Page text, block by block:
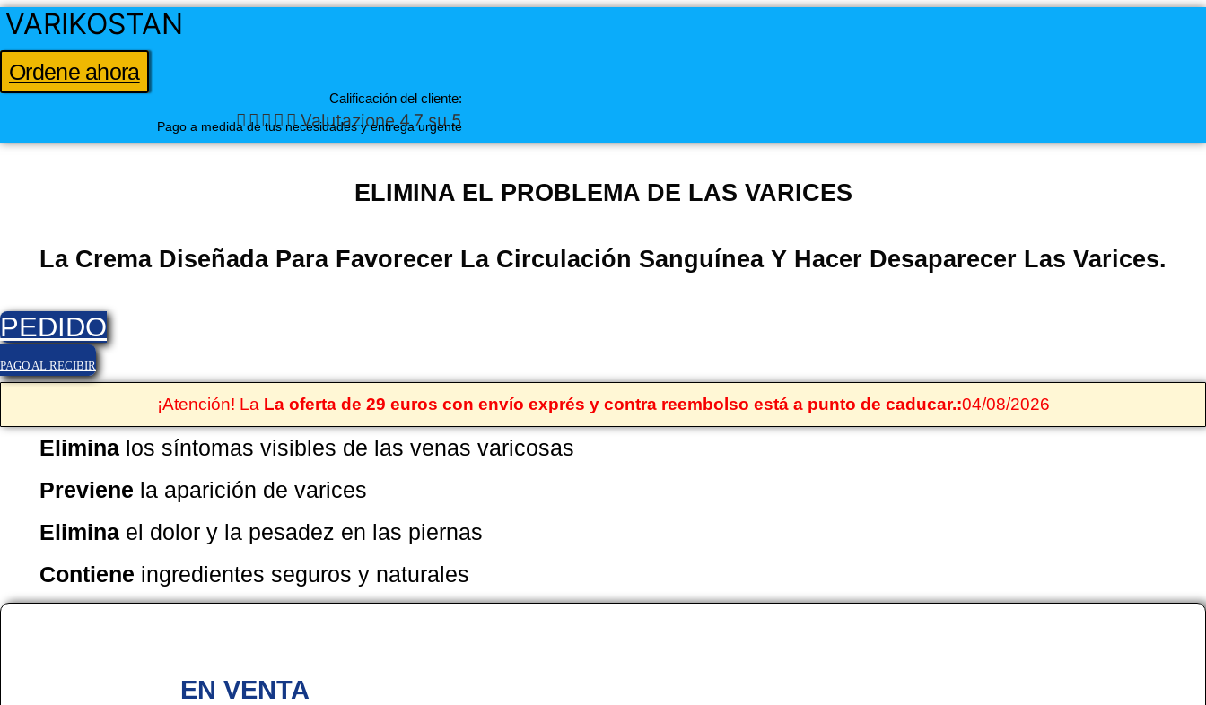
Vai
contenuto
VARIKOSTAN
Ordene ahora
Calificación del cliente:
 Valutazione 4.7 su 5
Pago a medida de tus necesidades y entrega urgente
ELIMINA EL PROBLEMA DE LAS VARICES
La Crema Diseñada Para Favorecer La Circulación Sanguínea Y Hacer Desaparecer Las Varices.
PEDIDO
PAGO AL RECIBIR
¡Atención! La La oferta de 29 euros con envío exprés y contra reembolso está a punto de caducar.:04/08/2026
Elimina los síntomas visibles de las venas varicosas
Previene la aparición de varices
Eliminael dolor y la pesadez en las piernas
Contiene ingredientes seguros y naturales
EN VENTA